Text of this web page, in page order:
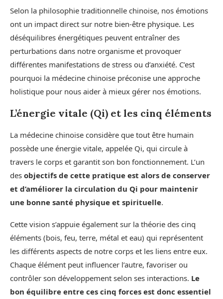
Selon la philosophie traditionnelle chinoise, nos émotions
ont un impact direct sur notre bien-être physique. Les
déséquilibres énergétiques peuvent entraîner des
perturbations dans notre organisme et provoquer
différentes manifestations de stress ou d’anxiété. C’est
pourquoi la médecine chinoise préconise une approche
holistique pour nous aider à mieux gérer nos émotions.
L’énergie vitale (Qi) et les cinq éléments
La médecine chinoise considère que tout être humain
possède une énergie vitale, appelée Qi, qui circule à
travers le corps et garantit son bon fonctionnement. L’un
des objectifs de cette pratique est alors de conserver
et d’améliorer la circulation du Qi pour maintenir
une bonne santé physique et spirituelle.
Cette vision s’appuie également sur la théorie des cinq
éléments (bois, feu, terre, métal et eau) qui représentent
les différents aspects de notre corps et les liens entre eux.
Chaque élément peut influencer l’autre, favoriser ou
contrôler son développement selon ses interactions. Le
bon équilibre entre ces cinq forces est donc essentiel